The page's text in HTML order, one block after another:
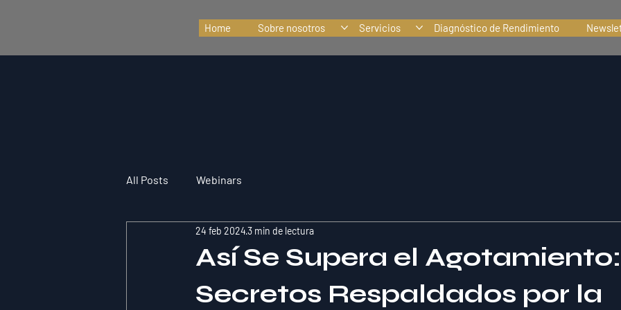
Home Sobre nosotros Servicios Diagnóstico de Rendimiento
All Posts Webinars
Así Se Supera el
Secretos Respaldados por la
24 feb 20243 min de lectura